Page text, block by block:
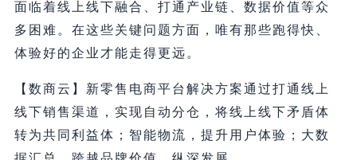
面临着线上线下融合、打通产业链、数据价值等众
多困难。在这些关键问题方面，唯有那些跑得快、
体验好的企业才能走得更远。
【数商云】新零售电商平台解决方案通过打通线上
线下销售渠道，实现自动分仓，将线上线下矛盾体
转为共同利益体；智能物流，提升用户体验；大数